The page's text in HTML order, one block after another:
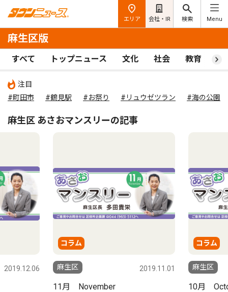
エリア 会社・IR 検索 Menu
麻生区版
すべて トップニュース 文化 社会 教育 ス
注目
#町田市
#鶴見駅 #お祭り #リュウゼツラン #海の公園
麻生区 あさおマンスリーの記事
2019.12.06
コラム
麻生区 2019.11.01
11月 November
コラム
麻生区
10月